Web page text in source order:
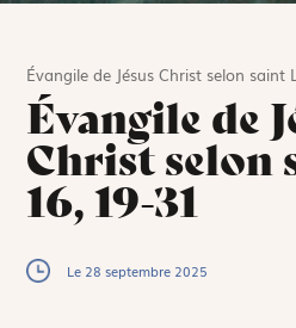
Évangile de Jésus Christ selon saint
Évangile de
Christ selon
16, 19-31
Le 28 septembre 2025